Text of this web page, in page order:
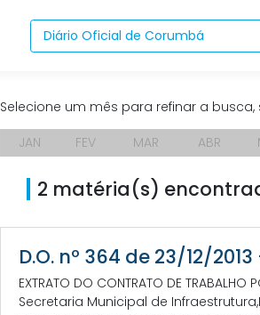
Diário Oficial de Corumbá
Selecione um mês para refinar a busca,
JAN
FEV MAR ABR
2 matéria(s)
D.O. nº 364 de 23/12/2013
EXTRATO DO CONTRATO DE
Secretaria Municipal de